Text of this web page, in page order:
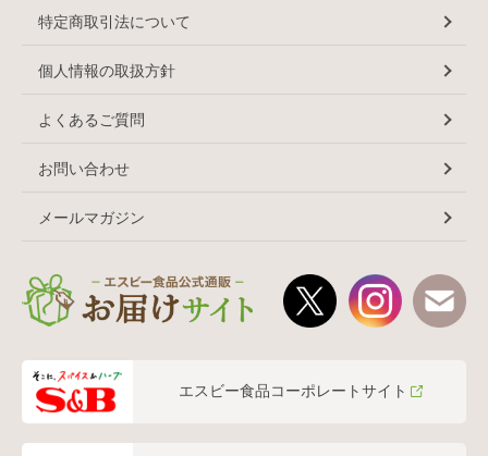
特定商取引法について
個人情報の取扱方針
よくあるご質問
お問い合わせ
メールマガジン
エスビー食品コーポレートサイト